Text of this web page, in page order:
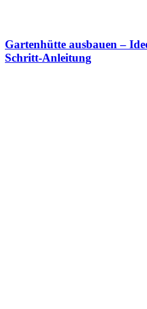
Gartenhütte ausbauen –
Schritt-Anleitung